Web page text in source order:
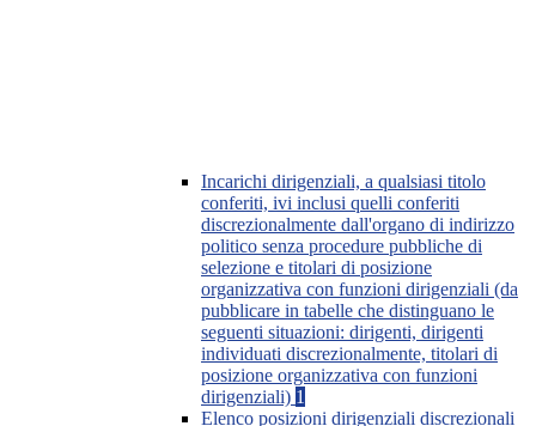
Incarichi dirigenziali, a qualsiasi titolo
conferiti, ivi inclusi quelli conferiti
discrezionalmente dall'organo di indirizzo
politico senza procedure pubbliche di
selezione e titolari di posizione
organizzativa con funzioni dirigenziali (da
pubblicare in tabelle che distinguano le
seguenti situazioni: dirigenti, dirigenti
individuati discrezionalmente, titolari di
posizione organizzativa con funzioni
dirigenziali) 1
Elenco posizioni dirigenziali discrezionali